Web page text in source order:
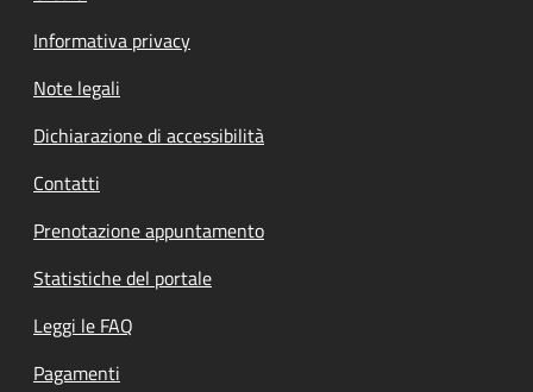
Informativa privacy
Note legali
Dichiarazione di accessibilità
Contatti
Prenotazione appuntamento
Statistiche del portale
Leggi le FAQ
Pagamenti